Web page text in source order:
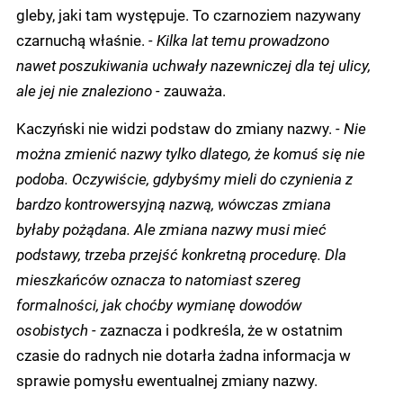
gleby, jaki tam występuje. To czarnoziem nazywany
czarnuchą właśnie. - Kilka lat temu prowadzono
nawet poszukiwania uchwały nazewniczej dla tej ulicy,
ale jej nie znaleziono -zauważa.
Kaczyński nie widzi podstaw do zmiany nazwy. - Nie
można zmienić nazwy tylko dlatego, że komuś się nie
podoba. Oczywiście, gdybyśmy mieli do czynienia z
bardzo kontrowersyjną nazwą, wówczas zmiana
byłaby pożądana. Ale zmiana nazwy musi mieć
podstawy, trzeba przejść konkretną procedurę. Dla
mieszkańców oznacza to natomiast szereg
formalności, jak choćby wymianę dowodów
osobistych -zaznacza i podkreśla, że w ostatnim
czasie do radnych nie dotarła żadna informacja w
sprawie pomysłu ewentualnej zmiany nazwy.